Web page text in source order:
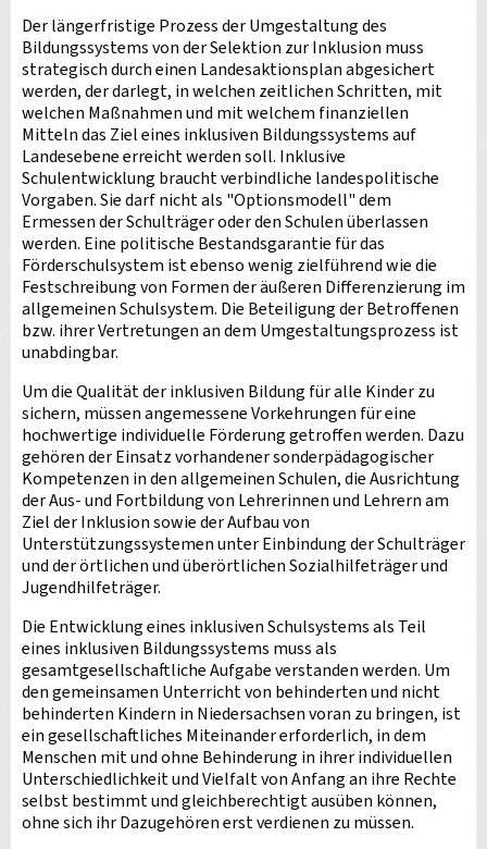
Der längerfristige Prozess der Umgestaltung des
Bildungssystems von der Selektion zur Inklusion muss
strategisch durch einen Landesaktionsplan abgesichert
werden, der darlegt, in welchen zeitlichen Schritten, mit
welchen Maßnahmen und mit welchem finanziellen
Mitteln das Ziel eines inklusiven Bildungssystems auf
Landesebene erreicht werden soll. Inklusive
Schulentwicklung braucht verbindliche landespolitische
Vorgaben. Sie darf nicht als "Optionsmodell" dem
Ermessen der Schulträger oder den Schulen überlassen
werden. Eine politische Bestandsgarantie für das
Förderschulsystem ist ebenso wenig zielführend wie die
Festschreibung von Formen der äußeren Differenzierung im
allgemeinen Schulsystem. Die Beteiligung der Betroffenen
bzw. ihrer Vertretungen an dem Umgestaltungsprozess ist
unabdingbar.
Um die Qualität der inklusiven Bildung für alle Kinder zu
sichern, müssen angemessene Vorkehrungen für eine
hochwertige individuelle Förderung getroffen werden. Dazu
gehören der Einsatz vorhandener sonderpädagogischer
Kompetenzen in den allgemeinen Schulen, die Ausrichtung
der Aus- und Fortbildung von Lehrerinnen und Lehrern am
Ziel der Inklusion sowie der Aufbau von
Unterstützungssystemen unter Einbindung der Schulträger
und der örtlichen und überörtlichen Sozialhilfeträger und
Jugendhilfeträger.
Die Entwicklung eines inklusiven Schulsystems als Teil
eines inklusiven Bildungssystems muss als
gesamtgesellschaftliche Aufgabe verstanden werden. Um
den gemeinsamen Unterricht von behinderten und nicht
behinderten Kindern in Niedersachsen voran zu bringen, ist
ein gesellschaftliches Miteinander erforderlich, in dem
Menschen mit und ohne Behinderung in ihrer individuellen
Unterschiedlichkeit und Vielfalt von Anfang an ihre Rechte
selbst bestimmt und gleichberechtigt ausüben können,
ohne sich ihr Dazugehören erst verdienen zu müssen.